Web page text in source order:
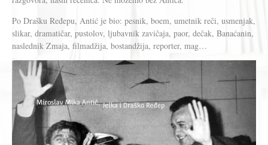
Po Drašku Ređepu, Antić je bio: pesnik, boem, umetnik reči, usmenjak,
slikar, dramatičar, pustolov, ljubavnik zavičaja, paor, dečak, Banaćanin,
naslednik Zmaja, filmadžija, bostandžija, reporter, mag…